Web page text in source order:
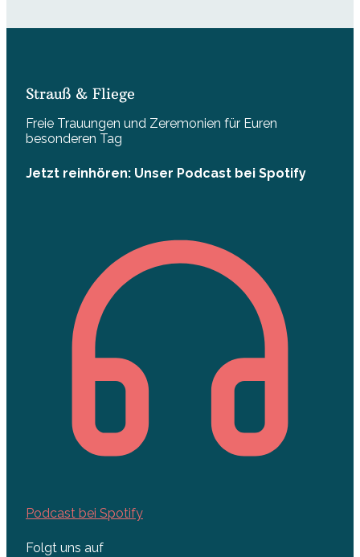
Strauß & Fliege
Freie Trauungen und Zeremonien für Euren
besonderen Tag
Jetzt reinhören: Unser Podcast bei Spotify
Podcast bei Spotify
Folgt uns auf